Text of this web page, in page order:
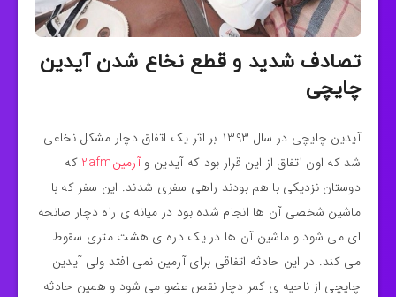
تصادف شدید و قطع نخاع شدن آیدین
چایچی
آیدین چایچی در سال ۱۳۹۳ بر اثر یک اتفاق دچار مشکل نخاعی
شد که اون اتفاق از این قرار بود که آیدین وآرمین2afm
که
دوستان نزدیکی با هم بودند راهی سفری شدند. این سفر که با
ماشین شخصی آن ها انجام شده بود در میانه ی راه دچار صانحه
ای می شود و ماشین آن ها در یک دره ی هشت متری سقوط
می کند. در این حادثه اتفاقی برای آرمین نمی افتد ولی آیدین
چایچی از ناحیه ی کمر دچار نقص عضو می شود و همین حادثه